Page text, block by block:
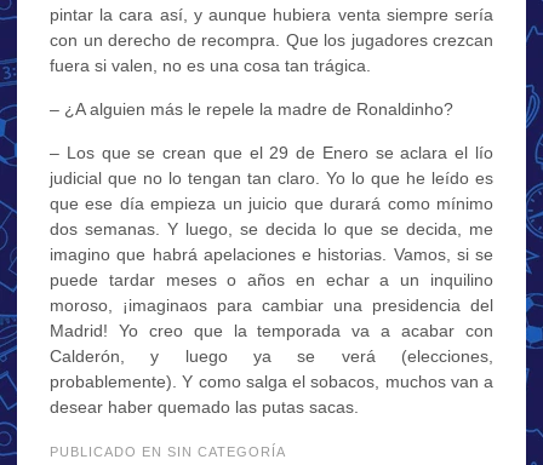
pintar la cara así, y aunque hubiera venta siempre sería
con un derecho de recompra. Que los jugadores crezcan
fuera si valen, no es una cosa tan trágica.
– ¿A alguien más le repele la madre de Ronaldinho?
– Los que se crean que el 29 de Enero se aclara el lío
judicial que no lo tengan tan claro. Yo lo que he leído es
que ese día empieza un juicio que durará como mínimo
dos semanas. Y luego, se decida lo que se decida, me
imagino que habrá apelaciones e historias. Vamos, si se
puede tardar meses o años en echar a un inquilino
moroso, ¡imaginaos para cambiar una presidencia del
Madrid! Yo creo que la temporada va a acabar con
Calderón, y luego ya se verá (elecciones,
probablemente). Y como salga el sobacos, muchos van a
desear haber quemado las putas sacas.
PUBLICADO EN SIN CATEGORÍA